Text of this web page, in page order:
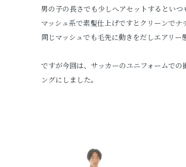
男の子の長さでも少しへアセットするといつ
マッシュ系で素髪仕上げですとクリーンで
同じマッシュでも毛先に動きをだしエアリー
ですが今回は、サッカーのユニフォームで
ングにしました。